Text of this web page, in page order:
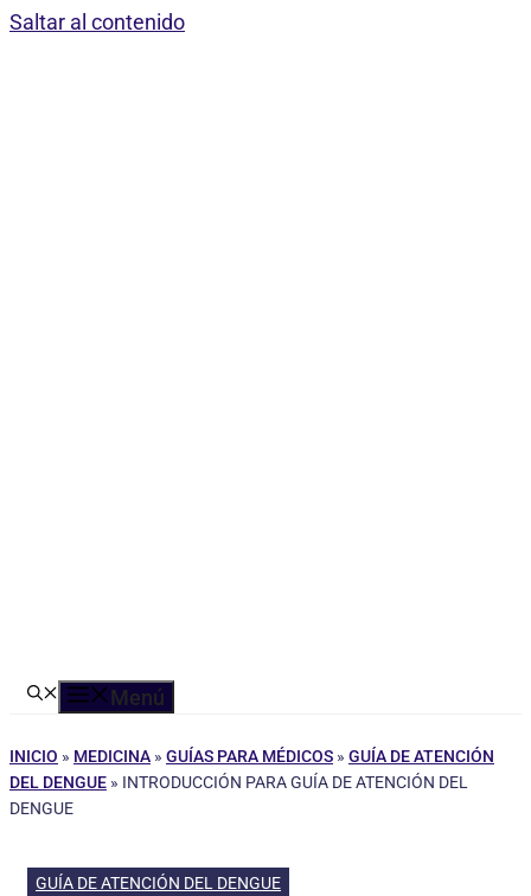
Saltar al contenido
Menú
INICIO » MEDICINA » GUÍAS PARA MÉDICOS » GUÍA DE ATENCIÓN
DEL DENGUE » INTRODUCCIÓN PARA GUÍA DE ATENCIÓN DEL
DENGUE
GUÍA DE ATENCIÓN DEL DENGUE